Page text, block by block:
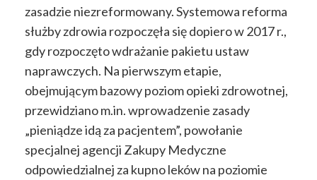
zasadzie niezreformowany. Systemowa reforma
służby zdrowia rozpoczęła się dopiero w 2017 r.,
gdy rozpoczęto wdrażanie pakietu ustaw
naprawczych. Na pierwszym etapie,
obejmującym bazowy poziom opieki zdrowotnej,
przewidziano m.in. wprowadzenie zasady
„pieniądze idą za pacjentem”, powołanie
specjalnej agencji Zakupy Medyczne
odpowiedzialnej za kupno leków na poziomie